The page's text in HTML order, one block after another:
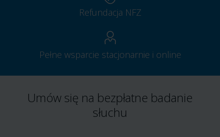
Refundacja NFZ
Pełne wsparcie stacjonarnie i online
Umów się na bezpłatne badanie
słuchu